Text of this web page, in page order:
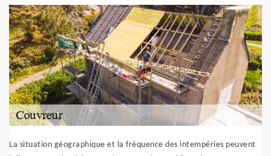
La situation géographique et la fréquence des intempéries peuvent